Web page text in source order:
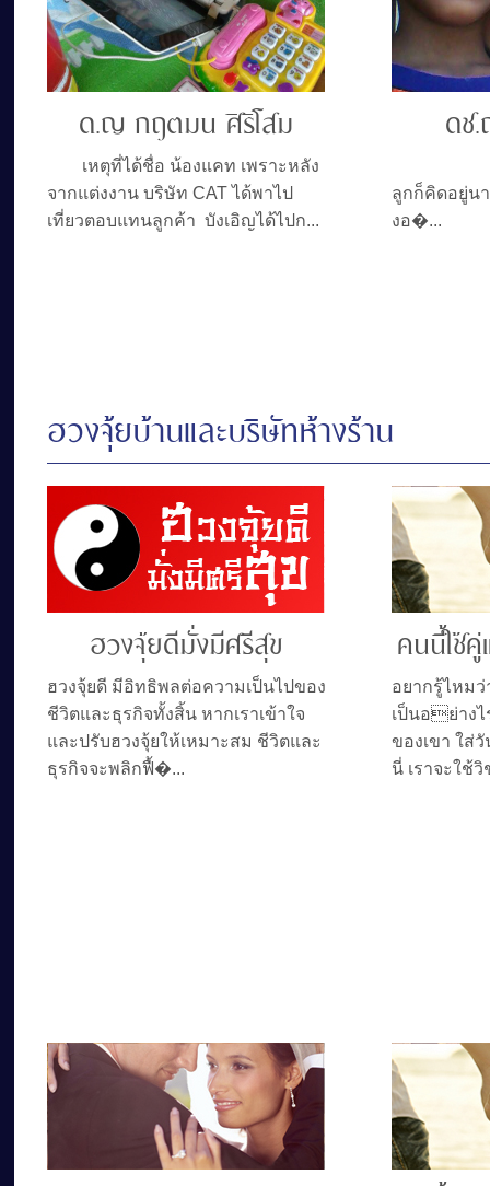
ด.ญ กฤตมน ศิริโสม
เหตุที่ได้ชื่อ น้องแคท เพราะหลัง
จากแต่งงาน บริษัท CAT ได้พาไป
เที่ยวตอบแทนลูกค้า บังเอิญได้ไปก...
ดช
ลูกก็คิดอยู่น
งอ�...
ฮวงจุ้ยบ้านและบริษัทห้างร้าน
ฮวงจุ้ยดีมั่งมีศรีสุข
ฮวงจุ้ยดี มีอิทธิพลต่อความเป็นไปของ
ชีวิตและธุรกิจทั้งสิ้น หากเราเข้าใจ
และปรับฮวงจุ้ยให้เหมาะสม ชีวิตและ
ธุรกิจจะพลิกฟื้�...
คนนี้ใช้
อยากรู้ไหม
เป็นอย่าง
ของเขา ใส่
นี่ เราจะใช้